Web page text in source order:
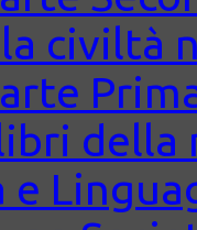
civiltà
della
e